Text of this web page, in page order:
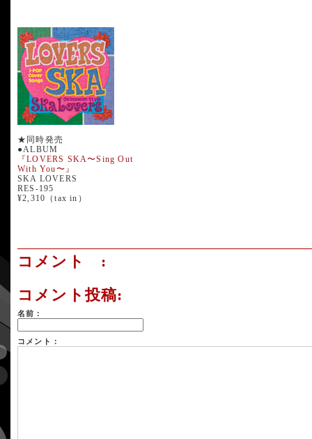
★同時発売
●ALBUM
『LOVERS SKA〜Sing Out
With You〜』
SKA LOVERS
RES-195
¥2,310（tax in）
コメント :
コメント投稿:
名前：
コメント：